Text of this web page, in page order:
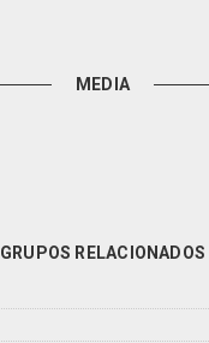
MEDIA
GRUPOS RELACIONADOS